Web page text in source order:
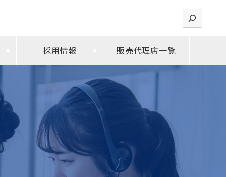
採用情報 販売代理店一覧
検索